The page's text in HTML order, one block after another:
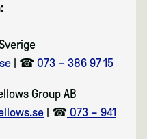
☎ 073 – 386 97 15
Group AB
☎ 073 – 941